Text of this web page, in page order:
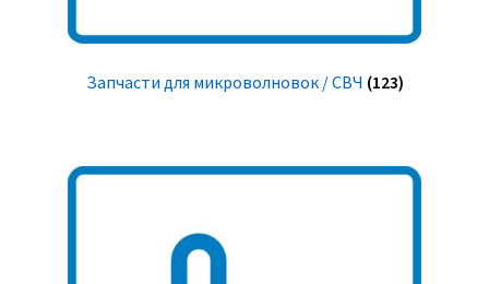
Запчасти для микроволновок / СВЧ (123)